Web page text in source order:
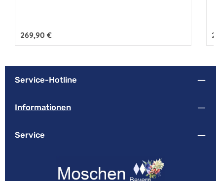
Regulärer Preis:
269,90 €
Service-Hotline
Informationen
Service